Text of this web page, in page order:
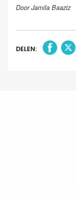
Door Jamila Baaziz
DELEN: